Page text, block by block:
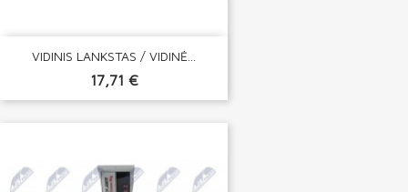
VIDINIS LANKSTAS / VIDINĖ...
17,71 €